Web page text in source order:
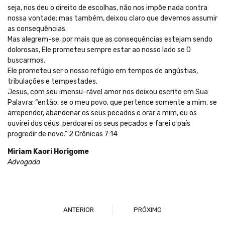
seja, nos deu o direito de escolhas, não nos impõe nada contra
nossa vontade; mas também, deixou claro que devemos assumir
as consequências.
Mas alegrem-se, por mais que as consequências estejam sendo
dolorosas, Ele prometeu sempre estar ao nosso lado se O
buscarmos.
Ele prometeu ser o nosso refúgio em tempos de angústias,
tribulações e tempestades.
Jesus, com seu imensu-rável amor nos deixou escrito em Sua
Palavra: “então, se o meu povo, que pertence somente a mim, se
arrepender, abandonar os seus pecados e orar a mim, eu os
ouvirei dos céus, perdoarei os seus pecados e farei o país
progredir de novo.” 2 Crônicas 7:14
Miriam Kaori Horigome
Advogada
ANTERIOR PRÓXIMO